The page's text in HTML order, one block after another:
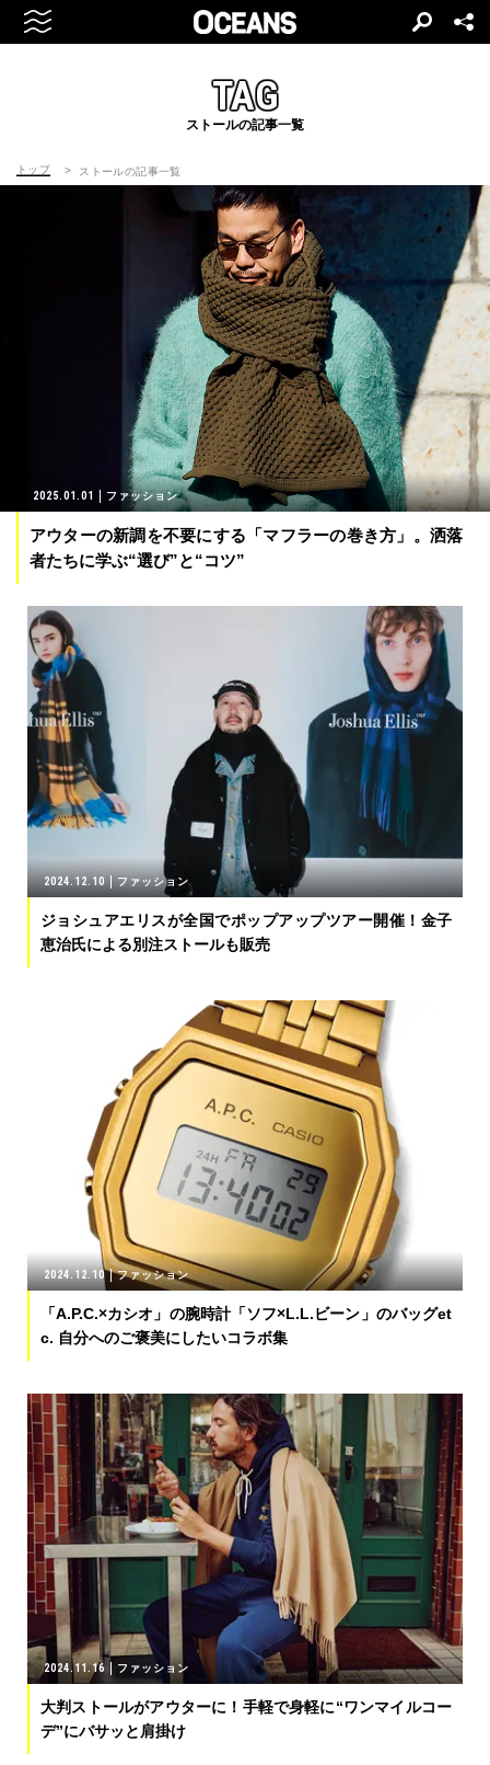
TAG
ストールの記事一覧
トップ ストールの記事一覧
2025.01.01 ファッション
アウターの新調を不要にする「マフラーの巻き方」。洒落
者たちに学ぶ“選び”と“コツ”
2024.12.10 ファッション
ジョシュアエリスが全国でポップアップツアー開催！金子
恵治氏による別注ストールも販売
2024.12.10 ファッション
「A.P.C.×カシオ」の腕時計「ソフ×L.L.ビーン」のバッグet
c. 自分へのご褒美にしたいコラボ集
2024.11.16 ファッション
大判ストールがアウターに！手軽で身軽に“ワンマイルコー
デ”にバサッと肩掛け